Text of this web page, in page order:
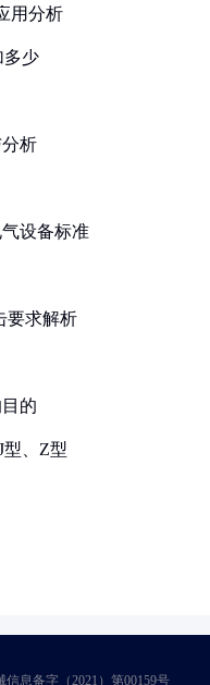
用分析
多少
析
设备标准
要求解析
的
、Z型
息备字（2021）第00159号